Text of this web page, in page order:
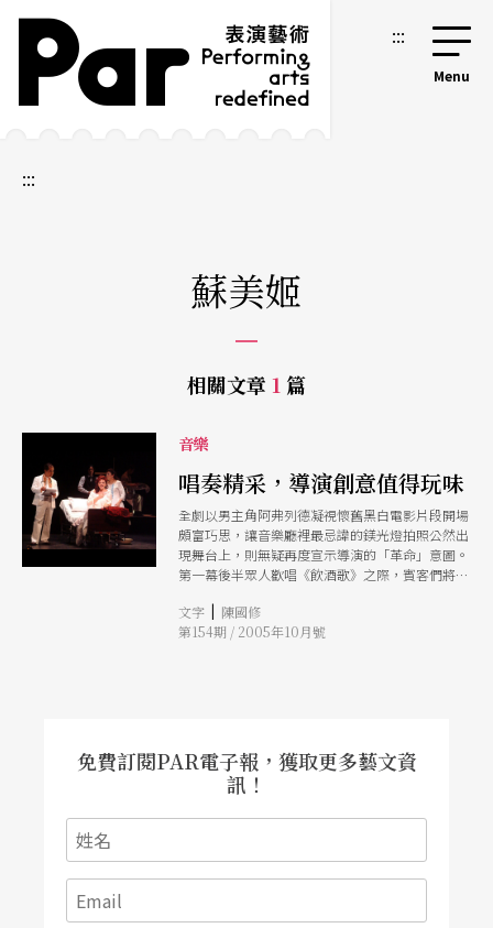
跳到主要內容區塊
網站導覽 :::
:::
蘇美姬
相關文章 1 篇
音樂
唱奏精采，導演創意值得玩味
全劇以男主角阿弗列德凝視懷舊黑白電影片段開場
頗富巧思，讓音樂廳裡最忌諱的鎂光燈拍照公然出
現舞台上，則無疑再度宣示導演的「革命」意圖。
第一幕後半眾人歡唱《飲酒歌》之際，賓客們將桌
兀，創意絕佳。
文字 | 陳國修
第154期 / 2005年10月號
免費訂閱PAR電子報，獲取更多藝文資
訊！